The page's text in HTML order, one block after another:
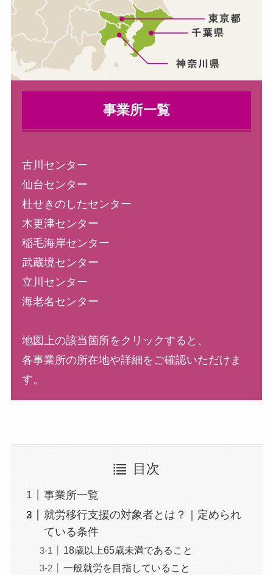
事業所一覧
古川センター
仙台センター
杜せきのしたセンター
木更津センター
稲毛海岸センター
武蔵境センター
立川センター
海老名センター
地図上の該当箇所をクリックすると、
各事業所の所在地や詳細をご確認いただけま
す。
目次
事業所一覧
就労移行支援の対象者とは？｜定められ
ている条件
18歳以上65歳未満であること
一般就労を目指していること